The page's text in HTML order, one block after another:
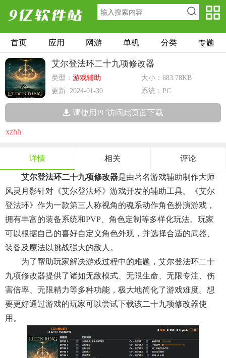
首页 应用 网游 单机 分类 专题
艾尔登法环二十九项修改器
类型： 游戏辅助
大小：683.78KB
更新: 2024-01-30
系统：PC
请使用PC访问此页面下载
xzhh
详情 相关 评论
艾尔登法环二十九项修改器是由著名游戏辅助制作大师
风灵月影针对《艾尔登法环》游戏开发的辅助工具。《艾尔
登法环》作为一款第三人称视角的魂系动作角色扮演游戏，
拥有丰富的装备系统和PVP、角色定制等多样化玩法。玩家
可以根据自己的喜好自定义角色外观，并选择合适的武器、
装备及魔法以挑战强大的敌人。
为了帮助玩家解决游戏过程中的难题，艾尔登法环二十
九项修改器提供了诸如无敌模式、无限生命、无限专注、伤
害倍率、无限精力等多种功能，极大地简化了游戏难度。想
要更好通过游戏的玩家可以尝试下载该二十九项修改器使
用。